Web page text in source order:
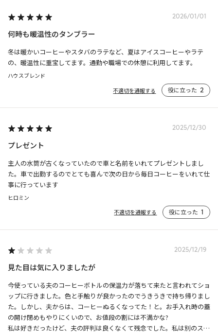
ワイシャツなどに付いたらそれこそ悲劇です。
お値段も一番お手頃ですし、
初めて買うという方も含めて一番お勧めできるボトルだと思います。
白も併売されてますが、
マットの白でこちらも良い色味でした。
カップルなら色違いで揃えても素敵ではないでしょうか？
2026/01/01
何時も暖温性のタンブラー
冬は暖かいコーヒーやスタバのラテなど、夏はアイスコーヒーやラテ
の、暖温性に重宝してます。通勤や職場での休憩に利用してます。
ハウスブレンド
不適切を通報する
役に立った 2
2025/12/30
プレゼント
主人の水筒が古くなっていたので車と名前をいれてプレゼントしまし
た。車で出勤するのでとても喜んで次の日から毎日コーヒーをいれて仕
事に行っています
ヒロミン
不適切を通報する
役に立った 1
2025/12/19
見た目は気に入りましたが
今使っている夫のコーヒーボトルの保温力が落ちて来たと言われてショ
ップに行きました。色と手触りが良かったのでうきうきで持ち帰りまし
た。しかし、夫からは、コーヒーぬるくなってた！と。お手入れ時の蓋
の開け閉めもやりにくいので、お値段の割には不満かな?
私は好きだったけど、夫の評判は良くなくて残念でした。私は別のスタ